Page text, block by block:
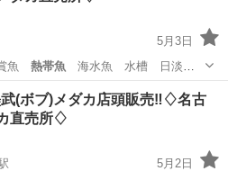
5月3日
観賞魚 熱帯魚 海水魚 水槽 日淡
その他のペット メダカ
武(ボブ)メダカ店頭販売‼️♢名古
直売所♢
5月2日